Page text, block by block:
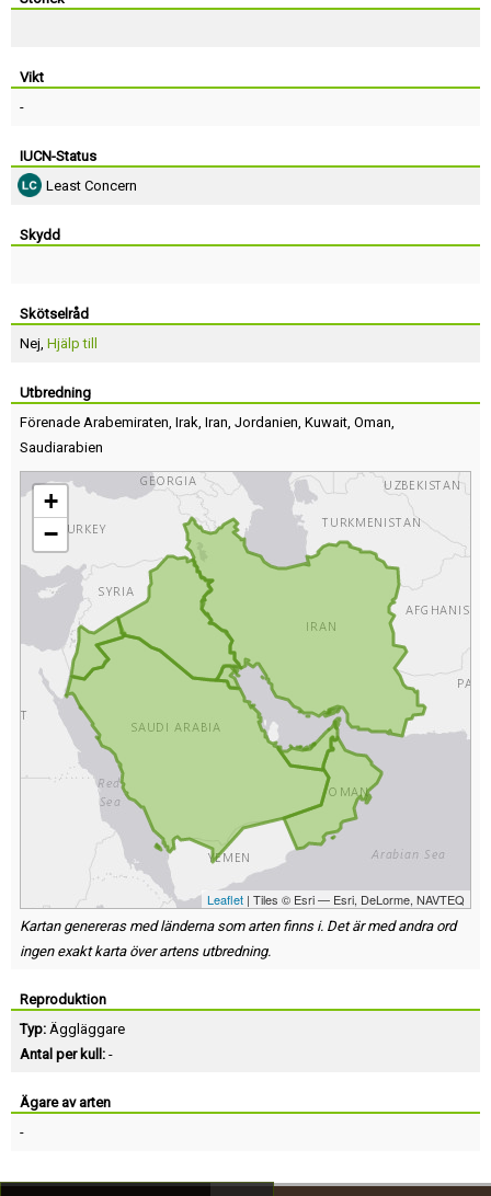
Vikt
-
IUCN-Status
Least Concern
Skydd
Skötselråd
Nej, Hjälp till
Utbredning
Förenade Arabemiraten, Irak, Iran, Jordanien, Kuwait, Oman,
Saudiarabien
+
−
Leaflet | Tiles © Esri — Esri, DeLorme, NAVTEQ
Kartan genereras med länderna som arten finns i. Det är med andra ord
ingen exakt karta över artens utbredning.
Reproduktion
Typ: Äggläggare
Antal per kull: -
Ägare av arten
-